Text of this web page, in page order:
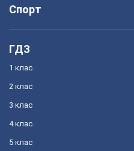
Спорт
ГДЗ
1 клас
2 клас
3 клас
4 клас
5 клас